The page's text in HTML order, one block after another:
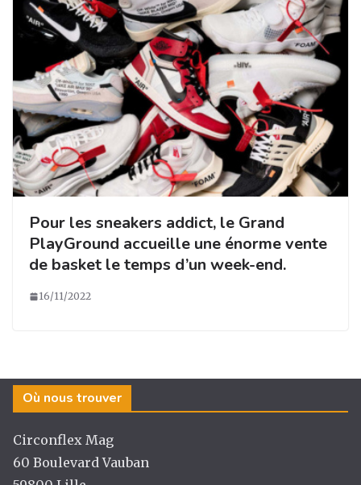
Pour les sneakers addict, le Grand
PlayGround accueille une énorme vente
de basket le temps d’un week-end.
16/11/2022
Où nous trouver
Circonflex Mag
60 Boulevard Vauban